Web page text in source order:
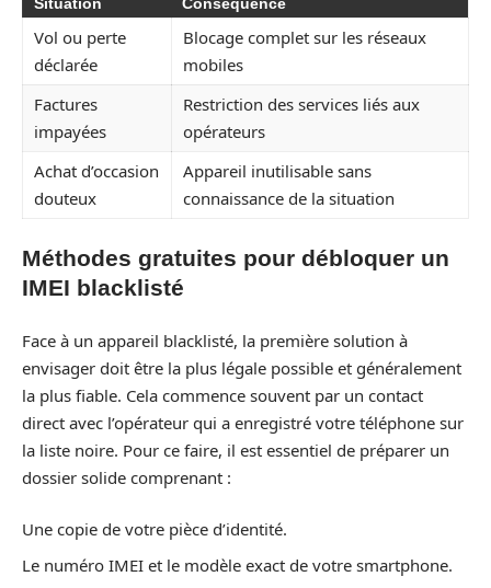
Vol ou perte
déclarée
Blocage complet sur les réseaux
mobiles
Factures
impayées
Restriction des services liés aux
opérateurs
Achat d’occasion
douteux
Appareil inutilisable sans
connaissance de la situation
Méthodes gratuites pour débloquer un
IMEI blacklisté
Face à un appareil blacklisté, la première solution à
envisager doit être la plus légale possible et généralement
la plus fiable. Cela commence souvent par un contact
direct avec l’opérateur qui a enregistré votre téléphone sur
la liste noire. Pour ce faire, il est essentiel de préparer un
dossier solide comprenant :
Une copie de votre pièce d’identité.
Le numéro IMEI et le modèle exact de votre smartphone.